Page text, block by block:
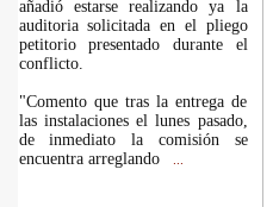
añadió estarse realizando ya la
auditoria solicitada en el pliego
petitorio presentado durante el
conflicto.
"Comento que tras la entrega de
las instalaciones el lunes pasado,
de inmediato la comisión se
encuentra arreglando